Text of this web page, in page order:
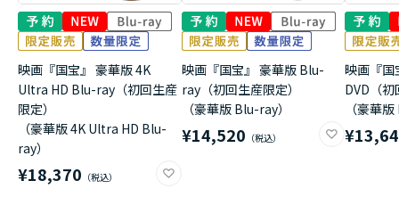
映画『国宝』 豪華版 4K
Ultra HD Blu-ray（初回生産
限定）
（豪華版 4K Ultra HD Blu-
ray）
¥18,370
映画『国宝』 豪華版 Blu-
ray（初回生産限定）
（豪華版 Blu-ray）
¥14,520
映画『国
DVD（
（豪華